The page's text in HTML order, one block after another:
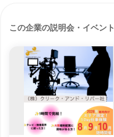
この企業の説明会・イベント